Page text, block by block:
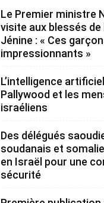
Le Premier ministre
visite aux blessés de
Jénine : « Ces
impressionnants »
L’intelligence
Pallywood et les
israéliens
Des délégués
soudanais et
en Israël pour une
sécurité